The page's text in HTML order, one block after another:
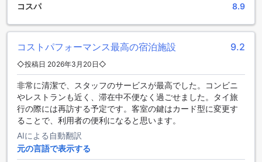
日々のハウスキーピングサービスも行われており、清潔な環
ありますので、洗濯物のお手入れも簡単です。ラウィーワン
の施設を提供しています。
便利な駐車場を備えたラウィーワン レジデンス
ラウィーワン レジデンスは、バンコクの中心部に位置し、便
利な駐車場を提供しています。お客様は、車での移動をお好
みの方にとって、このホテルは理想的な選択肢です。駐車場
は広々としており、セキュリティもしっかりとしていますの
で、お客様の車を安心して預けることができます。また、ラ
ウィーワン レジデンスのスタッフは、お客様がスムーズに駐
コスパ 8.9
コストパフォーマンス最高の宿泊施設 9.2
◇投稿日 2026年3月20日◇
非常に清潔で、スタッフのサービスが最高でした。コンビニ
やレストランも近く、滞在中不便なく過ごせました。タイ旅
行の際には再訪する予定です。客室の鍵はカード型に変更す
ることで、利用者の便利になると思います。
AIによる自動翻訳
元の言語で表示する